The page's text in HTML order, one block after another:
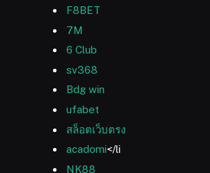
F8BET
7M
6 Club
sv368
Bdg win
ufabet
สล็อตเว็บตรง
acadomi</li
NK88